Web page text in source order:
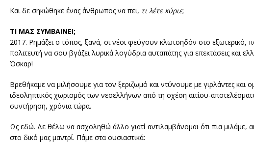
Και δε σηκώθηκε ένας άνθρωπος να πει, τι λέτε κύριε;
ΤΙ ΜΑΣ ΣΥΜΒΑΙΝΕΙ;
2017. Ρημάζει ο τόπος, ξανά, οι νέοι φεύγουν κλωτσηδόν στο εξωτερικό,
πολιτευτή να σου βγάζει λυρικά λογύδρια αυταπάτης για επεκτάσεις και
Όσκαρ!
Βρεθήκαμε να μιλήσουμε για τον ξεριζωμό και ντύνουμε με γιρλάντες
ιδεοληπτικός χωρισμός των νεοελλήνων από τη σχέση αιτίου-
συντήρηση, χρόνια τώρα.
Ως εδώ. Δε θέλω να ασχοληθώ άλλο γιατί αντιλαμβάνομαι ότι πια μιλάμε,
στο δικό μας μαντρί. Πάμε στα ουσιαστικά: